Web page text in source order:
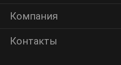
Компания
Контакты